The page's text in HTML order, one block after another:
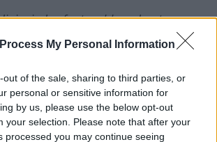
My Personal Information
out of the sale, sharing to third parties, or
personal or sensitive information for
by us, please use the below opt-out
your selection. Please note that after your
processed you may continue seeing
minden fontosabb podcast
Spotify-
is fel lehet ránk iratkozni. (Ugyanitt